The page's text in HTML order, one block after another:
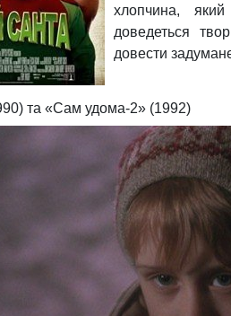
хлопчина,
доведеться
довести
та «Сам удома-2» (1992)